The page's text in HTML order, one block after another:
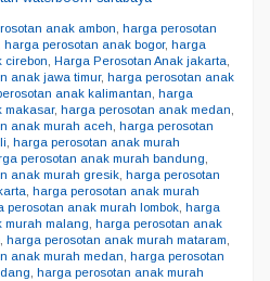
anak ambon harga perosotan
harga perosotan anak bogor, harga
cirebon Harga Perosotan Anak jakarta
anak jawa timur, harga perosotan anak
anak kalimantan harga
makasar, harga perosotan anak medan
anak murah aceh harga perosotan
harga perosotan anak murah
perosotan anak murah bandung
anak murah gresik, harga perosotan
harga perosotan anak murah
perosotan anak murah lombok, harga
murah malang harga perosotan anak
harga perosotan anak murah mataram
anak murah medan harga perosotan
harga perosotan anak murah